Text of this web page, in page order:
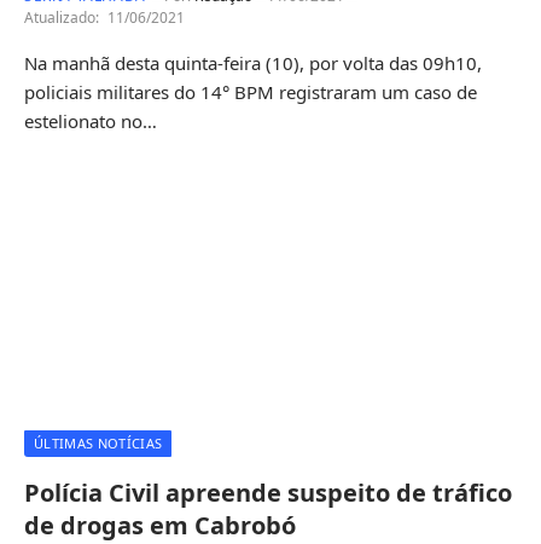
Atualizado: 11/06/2021
Na manhã desta quinta-feira (10), por volta das 09h10,
policiais militares do 14° BPM registraram um caso de
estelionato no…
ÚLTIMAS NOTÍCIAS
Polícia Civil apreende suspeito de tráfico
de drogas em Cabrobó